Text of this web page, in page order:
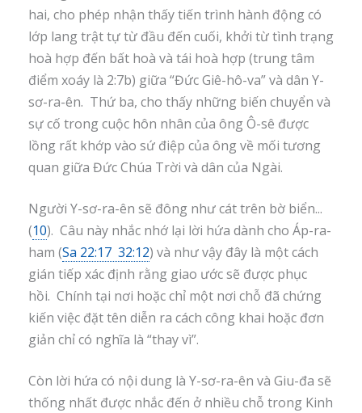
hai, cho phép nhận thấy tiến trình hành động có
lớp lang trật tự từ đầu đến cuối, khởi từ tình trạng
hoà hợp đến bất hoà và tái hoà hợp (trung tâm
điểm xoáy là 2:7b) giữa “Đức Giê-hô-va” và dân Y-
sơ-ra-ên. Thứ ba, cho thấy những biến chuyển và
sự cố trong cuộc hôn nhân của ông Ô-sê được
lồng rất khớp vào sứ điệp của ông về mối tương
quan giữa Đức Chúa Trời và dân của Ngài.
Người Y-sơ-ra-ên sẽ đông như cát trên bờ biển...
(10). Câu này nhắc nhớ lại lời hứa dành cho Áp-ra-
ham (Sa 22:17 32:12) và như vậy đây là một cách
gián tiếp xác định rằng giao ước sẽ được phục
hồi. Chính tại nơi hoặc chỉ một nơi chỗ đã chứng
kiến việc đặt tên diễn ra cách công khai hoặc đơn
giản chỉ có nghĩa là “thay vì”.
Còn lời hứa có nội dung là Y-sơ-ra-ên và Giu-đa sẽ
thống nhất được nhắc đến ở nhiều chỗ trong Kinh